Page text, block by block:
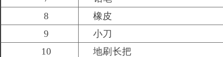
8
橡皮
9
小刀
10
地刷长把